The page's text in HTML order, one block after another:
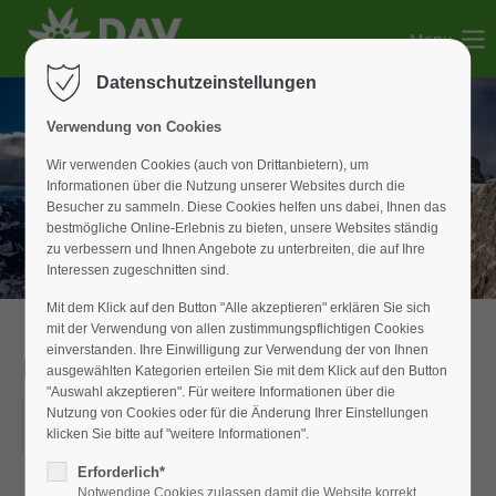
Der Eintrag "offcanvas-col2" existiert leider nicht.
Der Eintrag "offcanvas-col3" existiert leider nicht.
Der Eintrag "offcanvas-col4" existiert leider nicht.
Menu
RAD Tagestour
22.06.2019
ORT: STEINERNEN RINNE
Datenschutzeinstellungen
Verwendung von Cookies
Wir verwenden Cookies (auch von Drittanbietern), um
Informationen über die Nutzung unserer Websites durch die
Besucher zu sammeln. Diese Cookies helfen uns dabei, Ihnen das
bestmögliche Online-Erlebnis zu bieten, unsere Websites ständig
zu verbessern und Ihnen Angebote zu unterbreiten, die auf Ihre
Interessen zugeschnitten sind.
Mit dem Klick auf den Button "Alle akzeptieren" erklären Sie sich
mit der Verwendung von allen zustimmungspflichtigen Cookies
einverstanden. Ihre Einwilligung zur Verwendung der von Ihnen
ausgewählten Kategorien erteilen Sie mit dem Klick auf den Button
"Auswahl akzeptieren". Für weitere Informationen über die
Nutzung von Cookies oder für die Änderung Ihrer Einstellungen
klicken Sie bitte auf "weitere Informationen".
Erforderlich*
Notwendige Cookies zulassen damit die Website korrekt